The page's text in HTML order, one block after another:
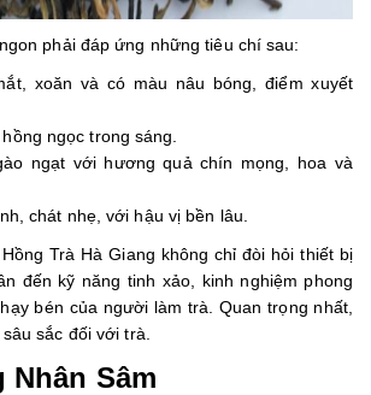
phải đáp ứng những tiêu chí sau:
xoăn và có màu nâu bóng, điểm xuyết
ngọc trong sáng.
ngạt với hương quả chín mọng, hoa và
chát nhẹ, với hậu vị bền lâu.
Trà Hà Giang không chỉ đòi hỏi thiết bị
đến kỹ năng tinh xảo, kinh nghiệm phong
bén của người làm trà. Quan trọng nhất,
sắc đối với trà.
Nhân Sâm